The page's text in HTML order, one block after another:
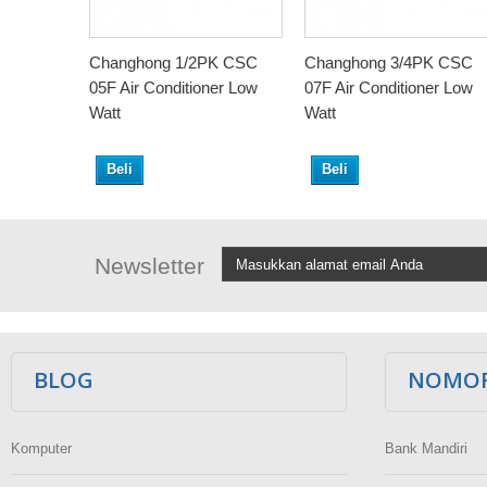
Changhong 1/2PK CSC
05F Air Conditioner Low
Watt
Beli
Changhong 3/4PK CSC
07F Air Conditioner Low
Watt
Beli
Newsletter
BLOG
Komputer Bank Mandiri